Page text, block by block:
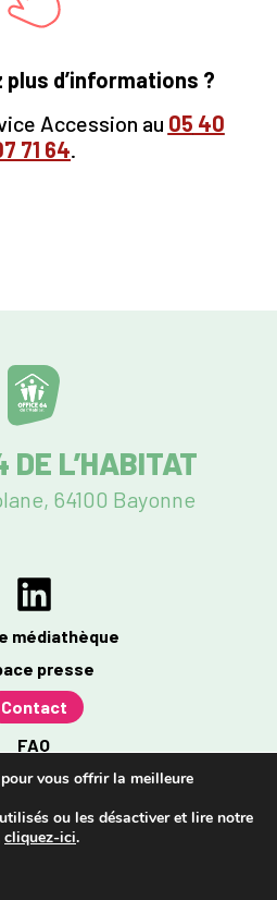
d’informations ?
Accession au 05 40
71 64.
DE L’HABITAT
64100 Bayonne
médiathèque
presse
Contact
FAQ
légales
confidentialité
conforme à 96%
vous offrir la meilleure
ou les désactiver et lire notre
cliquez-ici.